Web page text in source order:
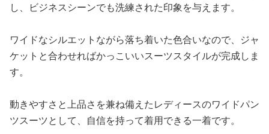
し、ビジネスシーンでも洗練された印象を与えます。
ワイドなシルエットながら落ち着いた色合いなので、ジャ
ケットと合わせればかっこいいスーツスタイルが完成しま
す。
動きやすさと上品さを兼ね備えたレディースのワイドパン
ツスーツとして、自信を持って着用できる一着です。